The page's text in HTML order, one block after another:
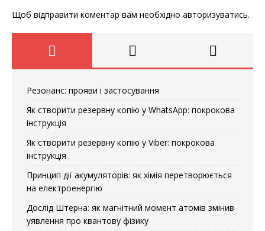
Щоб відправити коментар вам необхідно авторизуватись.
Резонанс: прояви і застосування
Як створити резервну копію у WhatsApp: покрокова
інструкція
Як створити резервну копію у Viber: покрокова
інструкція
Принцип дії акумуляторів: як хімія перетворюється
на електроенергію
Дослід Штерна: як магнітний момент атомів змінив
уявлення про квантову фізику